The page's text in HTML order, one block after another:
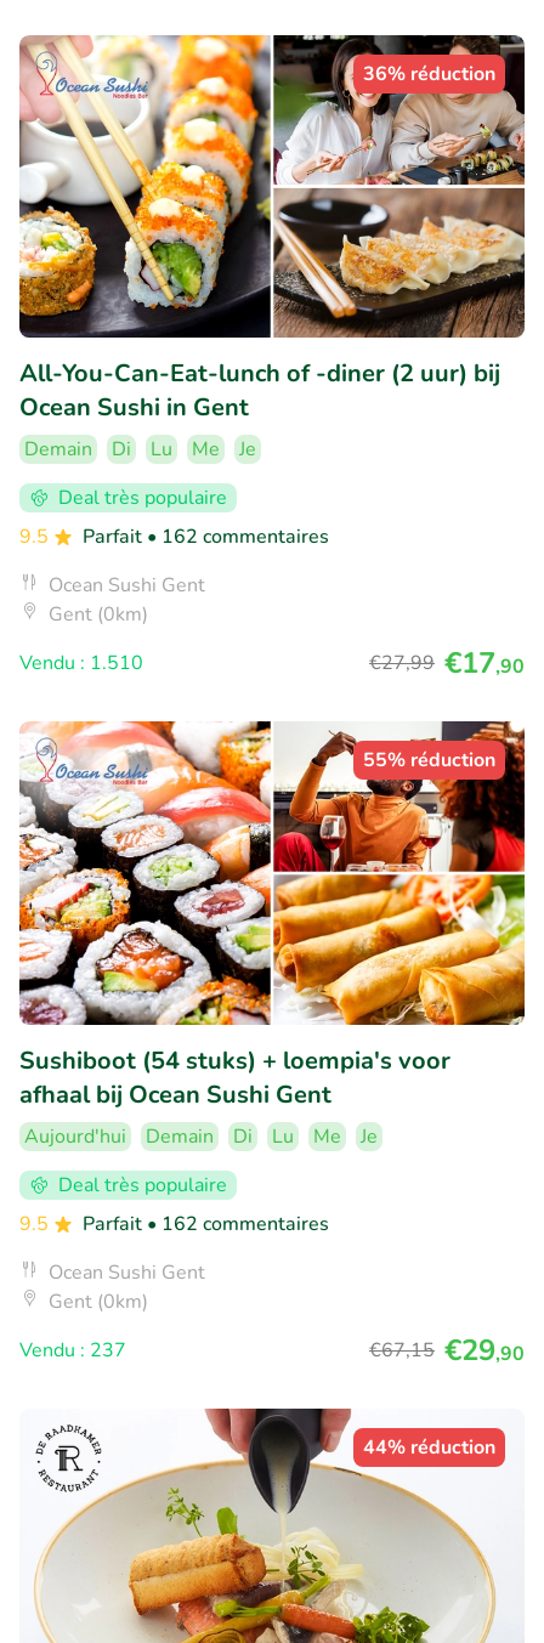
36% réduction
All-You-Can-Eat-lunch of -diner (2 uur) bij
Ocean Sushi in Gent
Demain Di Lu Me
Je
Deal très populaire
9.5
Parfait • 162 commentaires
Ocean Sushi Gent
Gent (0km)
Vendu : 1.510
€27,99 €17,90
55% réduction
Sushiboot (54 stuks) + loempia's voor
afhaal bij Ocean Sushi Gent
Aujourd'hui Demain Di Lu Me
Je
Deal très populaire
9.5
Parfait • 162 commentaires
Ocean Sushi Gent
Gent (0km)
Vendu : 237
€67,15 €29,90
44% réduction